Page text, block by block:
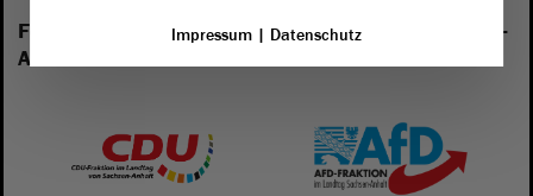
Folgende Fraktionen sind im Landtag von Sachsen-
Anhalt vertreten:
Impressum| Datenschutz